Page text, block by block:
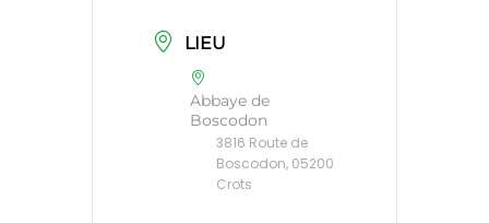
LIEU
Abbaye de
Boscodon
3816 Route de
Boscodon, 05200
Crots